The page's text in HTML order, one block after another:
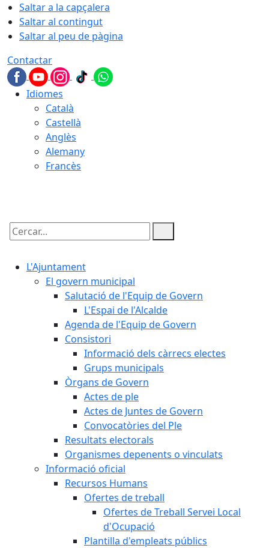
Saltar a la capçalera
Saltar al contingut
Saltar al peu de pàgina
Contactar
Idiomes
Català
Castellà
Anglès
Alemany
Francès
Cercar:
L'Ajuntament
El govern municipal
Salutació de l'Equip de Govern
L'Espai de l'Alcalde
Agenda de l'Equip de Govern
Consistori
Informació dels càrrecs electes
Grups municipals
Òrgans de Govern
Actes de ple
Actes de Juntes de Govern
Convocatòries del Ple
Resultats electorals
Organismes depenents o vinculats
Informació oficial
Recursos Humans
Ofertes de treball
Ofertes de Treball Servei Local
d'Ocupació
Plantilla d'empleats públics